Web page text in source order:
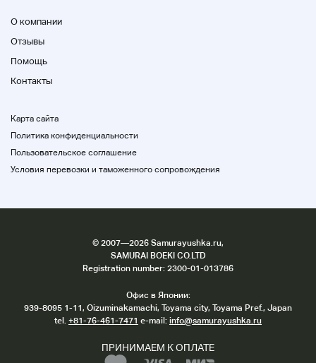
О компании
Отзывы
Помощь
Контакты
Карта сайта
Политика конфиденциальности
Пользовательское соглашение
Условия перевозки и таможенного сопровождения
© 2007—2026 Samurayushka.ru,
SAMURAI BOEKI CO.LTD
Registration number: 2300-01-013786
Офис в Японии:
939-8095 1-11, Oizuminakamachi, Toyama city, Toyama Pref., Japan
tel. +81-76-461-7471 e-mail: info@samurayushka.ru
ПРИНИМАЕМ К ОПЛАТЕ